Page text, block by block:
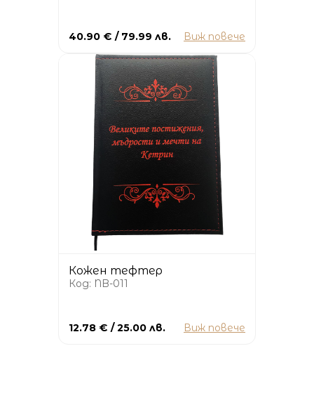
40.90 € / 79.99 лв. Виж повече
Кожен тефтер
Код: NB-011
12.78 € / 25.00 лв. Виж повече